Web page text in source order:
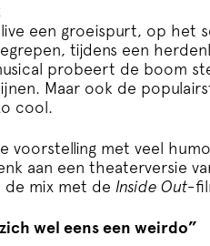
een groeispurt, op het
tijdens een
probeert de boom
Maar ook de
cool.
voorstelling met veel
aan een theaterversie
de mix met de Inside Out-
wel eens een weirdo”